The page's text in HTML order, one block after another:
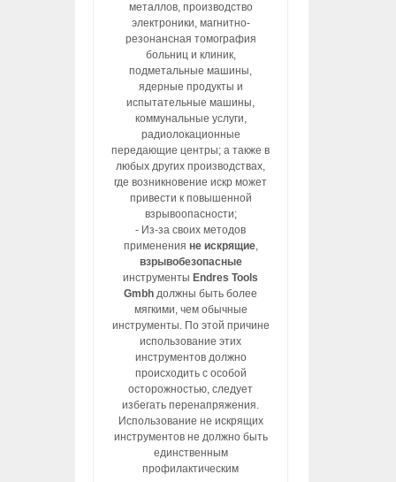
металлов, производство
электроники, магнитно-
резонансная томография
больниц и клиник,
подметальные машины,
ядерные продукты и
испытательные машины,
коммунальные услуги,
радиолокационные
передающие центры; а также в
любых других производствах,
где возникновение искр может
привести к повышенной
взрывоопасности;
- Из-за своих методов
применения не искрящие,
взрывобезопасные
инструменты Endres Tools
Gmbh должны быть более
мягкими, чем обычные
инструменты. По этой причине
использование этих
инструментов должно
происходить с особой
осторожностью, следует
избегать перенапряжения.
Использование не искрящих
инструментов не должно быть
единственным
профилактическим